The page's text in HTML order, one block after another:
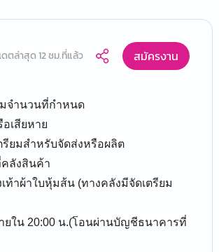
ตล่าสุด 12 ชม.ที่แล้ว
สมัครงาน
จำนวนที่กำหนด
เสียหาย
รียมสำหรับจัดส่งหรือผลิต
ลังสินค้า
ท้าผ้าใบหุ้มส้น (ทางคลังมีจัดเตรียม
ยใน 20:00 น.(โอนผ่านบัญชีธนาคารที่